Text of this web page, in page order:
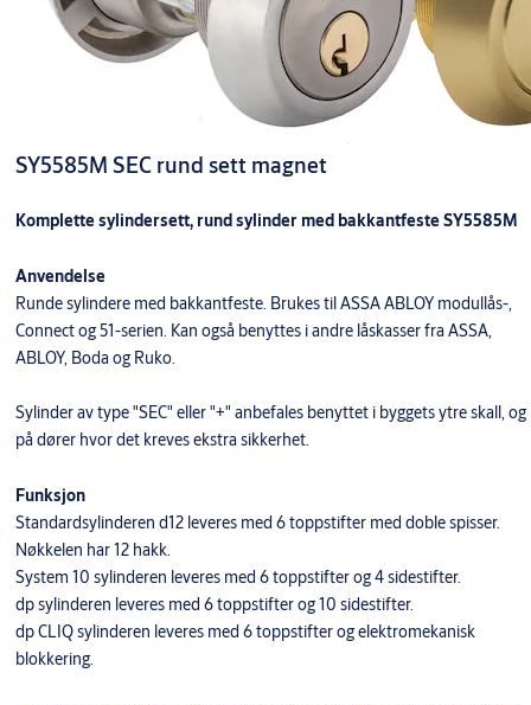
SY5585M SEC rund sett magnet
Komplette sylindersett, rund sylinder med bakkantfeste SY5585M
Anvendelse
Runde sylindere med bakkantfeste. Brukes til ASSA ABLOY modullås-,
Connect og 51-serien. Kan også benyttes i andre låskasser fra ASSA,
ABLOY, Boda og Ruko.
Sylinder av type "SEC" eller "+" anbefales benyttet i byggets ytre skall, og
på dører hvor det kreves ekstra sikkerhet.
Funksjon
Standardsylinderen d12 leveres med 6 toppstifter med doble spisser.
Nøkkelen har 12 hakk.
System 10 sylinderen leveres med 6 toppstifter og 4 sidestifter.
dp sylinderen leveres med 6 toppstifter og 10 sidestifter.
dp CLIQ sylinderen leveres med 6 toppstifter og elektromekanisk
blokkering.